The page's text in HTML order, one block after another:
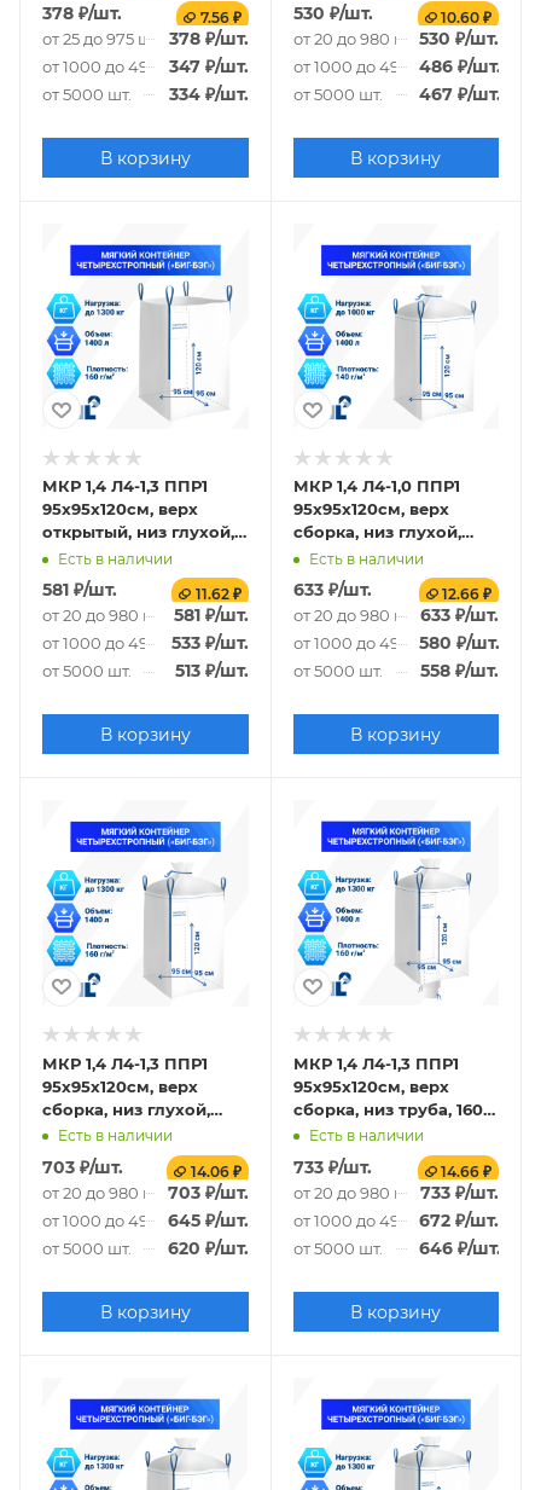
378 ₽/шт. 7.56 ₽
от 25 до 975 шт. 378₽/шт.
от 1000 до 4975 шт.
347₽/шт.
от 5000 шт. 334₽/шт.
В корзину
530 ₽/шт. 10.60 ₽
от 20 до 980 шт. 530 ₽/шт.
от 1000 до 4980 шт.
486₽/шт.
от 5000 шт. 467₽/шт.
В корзину
МКР 1,4 Л4-1,3 ППР1
95х95х120см, верх
открытый, низ глухой,
160г/м2
Есть в наличии
581 ₽/шт. 11.62 ₽
от 20 до 980 шт. 581₽/шт.
от 1000 до 4980 шт.
533₽/шт.
от 5000 шт. 513₽/шт.
В корзину
МКР 1,4 Л4-1,0 ППР1
95х95х120см, верх
сборка, низ глухой,
140г/м2
Есть в наличии
633₽/шт. 12.66 ₽
от 20 до 980 шт. 633 ₽/шт.
от 1000 до 4980 шт.
580 ₽/шт.
от 5000 шт. 558 ₽/шт.
В корзину
МКР 1,4 Л4-1,3 ППР1
95х95х120см, верх
сборка, низ глухой,
160г/м2
Есть в наличии
703 ₽/шт. 14.06 ₽
от 20 до 980 шт. 703 ₽/шт.
от 1000 до 4980 шт.
645 ₽/шт.
от 5000 шт. 620 ₽/шт.
В корзину
МКР 1,4 Л4-1,3 ППР1
95х95х120см, верх
сборка, низ труба, 160г/
м2Есть в наличии
733₽/шт. 14.66 ₽
от 20 до 980 шт. 733 ₽/шт.
от 1000 до 4980 шт.
672 ₽/шт.
от 5000 шт. 646₽/шт.
В корзину